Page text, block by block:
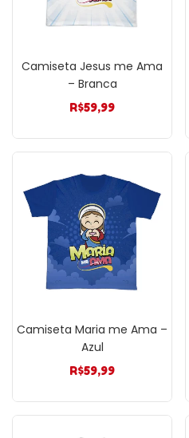
Camiseta Jesus me Ama
– Branca
R$59,99
Camiseta Maria me Ama –
Azul
R$59,99